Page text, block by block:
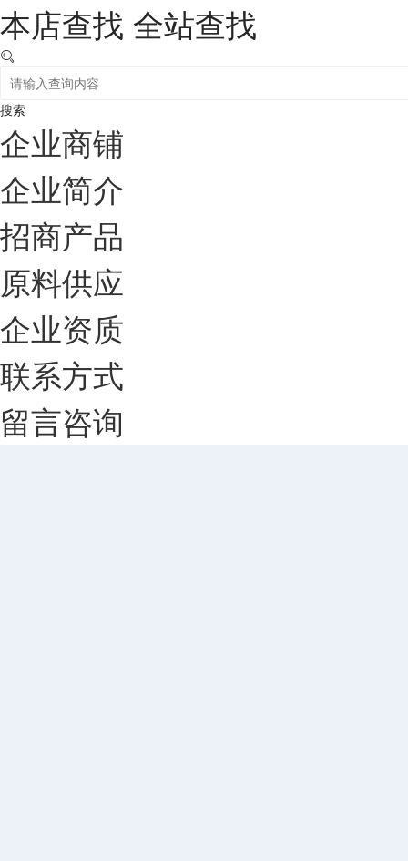
本店查找 全站查找
搜索
企业商铺
企业简介
招商产品
原料供应
企业资质
联系方式
留言咨询